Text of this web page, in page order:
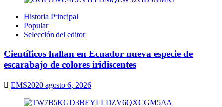
Historia Principal
Popular
Selección del editor
Científicos hallan en Ecuador nueva especie de
escarabajo de colores iridiscentes
EMS2020 agosto 6, 2026